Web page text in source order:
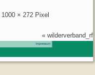
1000 × 272Pixel
« wilderverband_rf